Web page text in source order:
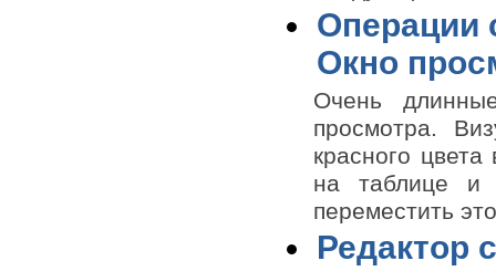
Операции
Окно
Очень
просмотра.
красного
на таблице и
переместить
Редактор